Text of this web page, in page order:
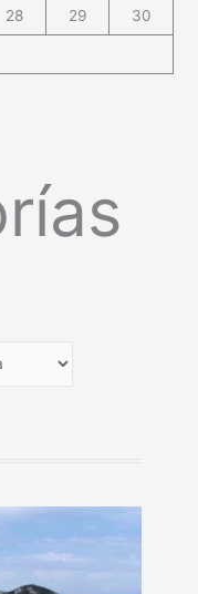
28 29 30